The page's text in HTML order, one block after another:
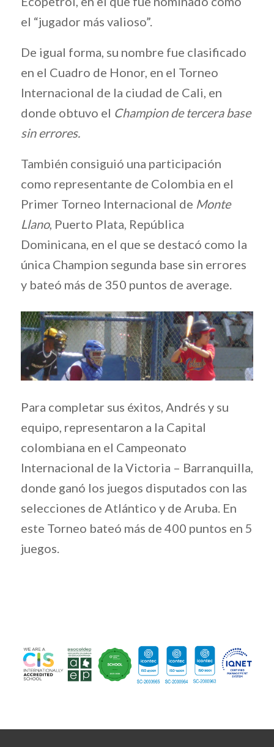
el “jugador más valioso”.
De igual forma, su nombre fue clasificado
en el Cuadro de Honor, en el Torneo
Internacional de la ciudad de Cali, en
donde obtuvo el Champion de tercera base
sin errores.
También consiguió una participación
como representante de Colombia en el
Primer Torneo Internacional de Monte
Llano, Puerto Plata, República
Dominicana, en el que se destacó como la
única Champion segunda base sin errores
y bateó más de 350 puntos de average.
Para completar sus éxitos, Andrés y su
equipo, representaron a la Capital
colombiana en el Campeonato
Internacional de la Victoria – Barranquilla,
donde ganó los juegos disputados con las
selecciones de Atlántico y de Aruba. En
este Torneo bateó más de 400 puntos en 5
juegos.